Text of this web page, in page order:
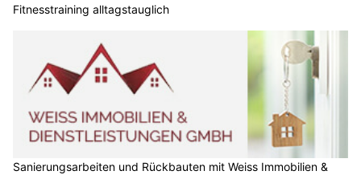
Fitnesstraining alltagstauglich
Sanierungsarbeiten und Rückbauten mit Weiss Immobilien &